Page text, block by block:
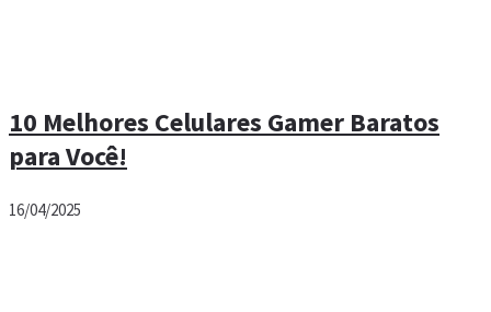
10 Melhores Celulares Gamer Baratos
para Você!
16/04/2025